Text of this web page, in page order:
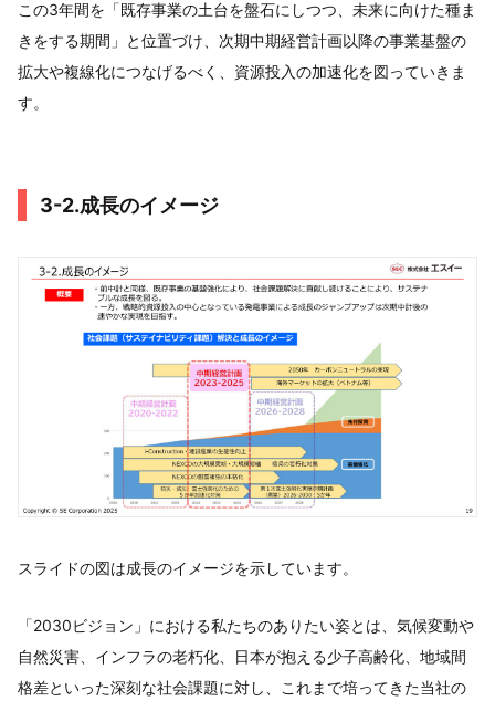
この3年間を「既存事業の土台を盤石にしつつ、未来に向けた種ま
きをする期間」と位置づけ、次期中期経営計画以降の事業基盤の
拡大や複線化につなげるべく、資源投入の加速化を図っていきま
す。
3-2.成長のイメージ
スライドの図は成長のイメージを示しています。
「2030ビジョン」における私たちのありたい姿とは、気候変動や
自然災害、インフラの老朽化、日本が抱える少子高齢化、地域間
格差といった深刻な社会課題に対し、これまで培ってきた当社の